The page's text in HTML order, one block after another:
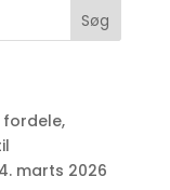
marts 2026